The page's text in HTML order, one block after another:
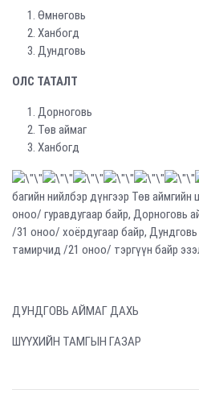
Өмнөговь
Ханбогд
Дундговь
ОЛС ТАТАЛТ
Дорноговь
Төв аймаг
Ханбогд
багийн нийлбэр дүнгээр Төв
оноо/ гуравдугаар байр, Дорноговь
/31 оноо/ хоёрдугаар байр,
тамирчид /21 оноо/ тэргүүн байр
ДУНДГОВЬ АЙМАГ ДАХЬ
ШҮҮХИЙН ТАМГЫН ГАЗАР